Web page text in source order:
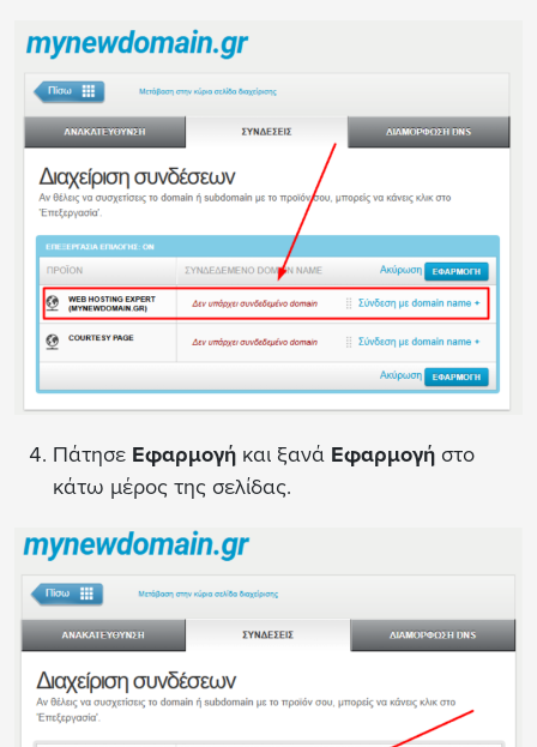
Πάτησε Εφαρμογή και ξανά Εφαρμογή στο
κάτω μέρος της σελίδας.